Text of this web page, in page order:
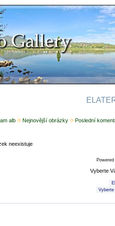
alb Nejnovější obrázky Poslední
neexistuje
Vyberte